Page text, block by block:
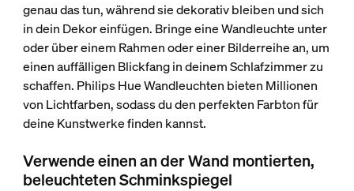
genau das tun, während sie dekorativ bleiben und sich
in dein Dekor einfügen. Bringe eine Wandleuchte unter
oder über einem Rahmen oder einer Bilderreihe an, um
einen auffälligen Blickfang in deinem Schlafzimmer zu
schaffen. Philips Hue Wandleuchten bieten Millionen
von Lichtfarben, sodass du den perfekten Farbton für
deine Kunstwerke finden kannst.
Verwende einen an der Wand montierten,
beleuchteten Schminkspiegel